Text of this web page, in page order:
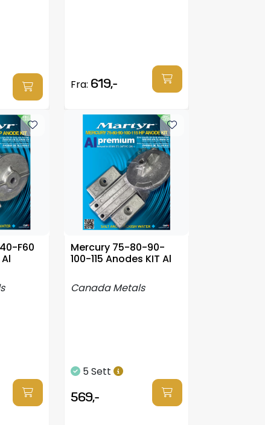
Fra: 619,-
F60
Mercury 75-80-90-
100-115 Anodes KIT Al
Canada Metals
5 Sett
569,-